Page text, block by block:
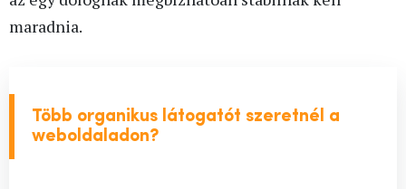
maradnia.
Több organikus látogatót szeretnél a
weboldaladon?